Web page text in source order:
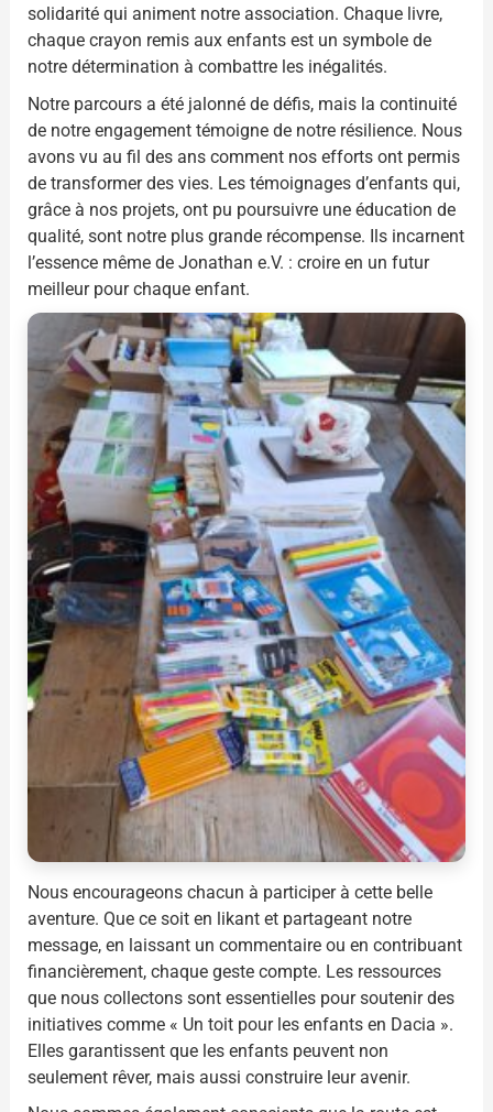
solidarité qui animent notre association. Chaque livre,
chaque crayon remis aux enfants est un symbole de
notre détermination à combattre les inégalités.
Notre parcours a été jalonné de défis, mais la continuité
de notre engagement témoigne de notre résilience. Nous
avons vu au fil des ans comment nos efforts ont permis
de transformer des vies. Les témoignages d’enfants qui,
grâce à nos projets, ont pu poursuivre une éducation de
qualité, sont notre plus grande récompense. Ils incarnent
l’essence même de Jonathan e.V. : croire en un futur
meilleur pour chaque enfant.
Nous encourageons chacun à participer à cette belle
aventure. Que ce soit en likant et partageant notre
message, en laissant un commentaire ou en contribuant
financièrement, chaque geste compte. Les ressources
que nous collectons sont essentielles pour soutenir des
initiatives comme « Un toit pour les enfants en Dacia ».
Elles garantissent que les enfants peuvent non
seulement rêver, mais aussi construire leur avenir.